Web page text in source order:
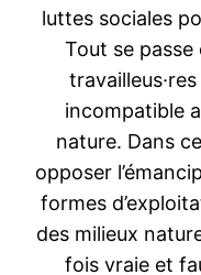
luttes sociales
Tout se passe
incompatible
nature. Dans
opposer
formes
des milieux
fois vraie et